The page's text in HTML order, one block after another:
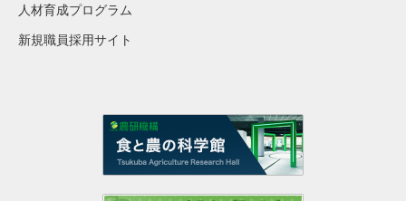
人材育成プログラム
新規職員採用サイト